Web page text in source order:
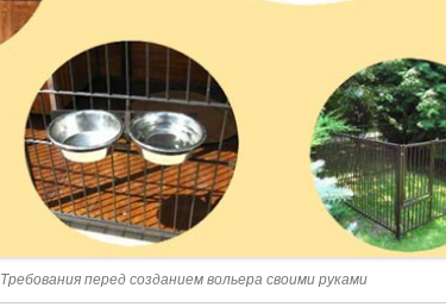
Требования перед созданием вольера своими руками